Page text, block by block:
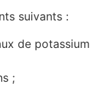
suivants :
de potassium
;